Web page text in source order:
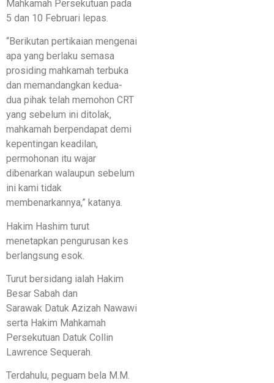
Mahkamah Persekutuan pada
5 dan 10 Februari lepas.
“Berikutan pertikaian mengenai
apa yang berlaku semasa
prosiding mahkamah terbuka
dan memandangkan kedua-
dua pihak telah memohon CRT
yang sebelum ini ditolak,
mahkamah berpendapat demi
kepentingan keadilan,
permohonan itu wajar
dibenarkan walaupun sebelum
ini kami tidak
membenarkannya,” katanya.
Hakim Hashim turut
menetapkan pengurusan kes
berlangsung esok.
Turut bersidang ialah Hakim
Besar Sabah dan
Sarawak Datuk Azizah Nawawi
serta Hakim Mahkamah
Persekutuan Datuk Collin
Lawrence Sequerah.
Terdahulu, peguam bela M.M.